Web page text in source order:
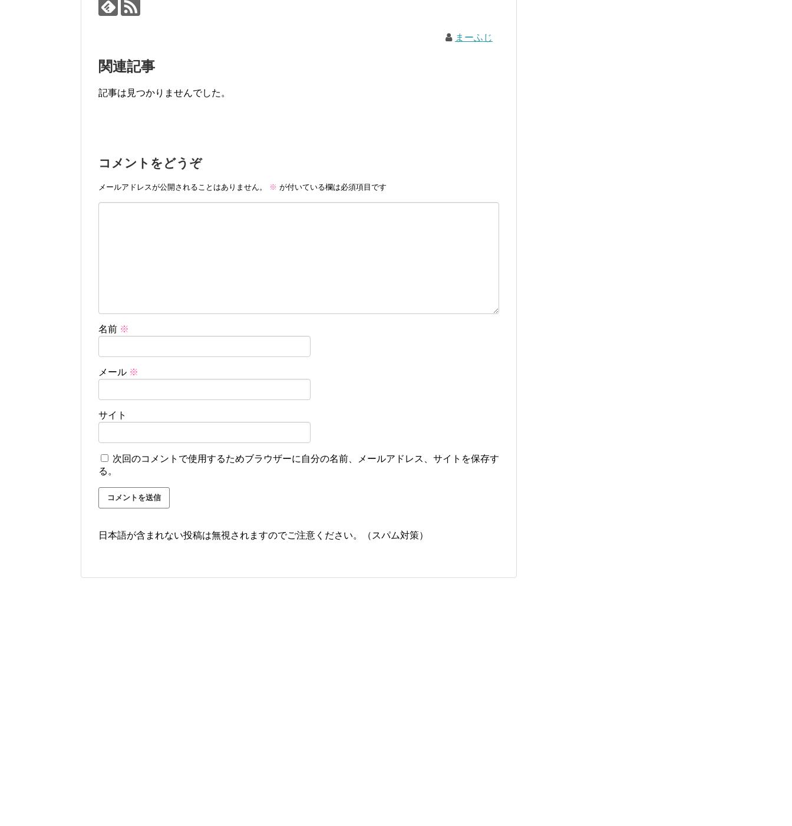
まーふじ
関連記事
記事は見つかりませんでした。
コメントをどうぞ
メールアドレスが公開されることはありません。 ※ が付いている欄は必須項目です
名前 ※
メール ※
サイト
次回のコメントで使用するためブラウザーに自分の名前、メールアドレス、サイトを保存す
る。
日本語が含まれない投稿は無視されますのでご注意ください。（スパム対策）